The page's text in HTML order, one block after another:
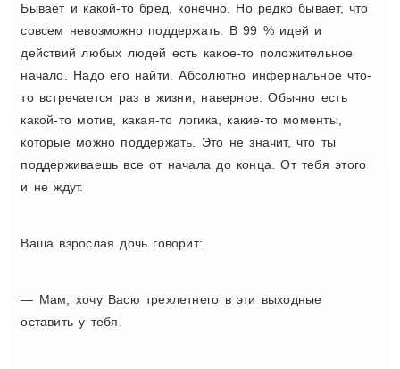
Бывает и какой-то бред, конечно. Но редко бывает, что
совсем невозможно поддержать. В 99 % идей и
действий любых людей есть какое-то положительное
начало. Надо его найти.Абсолютно инфернальное что-
то встречается раз в жизни, наверное. Обычно есть
какой-то мотив, какая-то логика, какие-то моменты,
которые можно поддержать. Это не значит, что ты
поддерживаешь все от начала до конца. От тебя этого
и не ждут.
Ваша взрослая дочь говорит:
— Мам, хочу Васю трехлетнего в эти выходные
оставить у тебя.